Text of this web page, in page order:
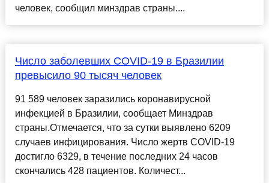
человек, сообщил минздрав страны....
Число заболевших COVID-19 в Бразилии
превысило 90 тысяч человек
91 589 человек заразились коронавирусной
инфекцией в Бразилии, сообщает Минздрав
страны.Отмечается, что за сутки выявлено 6209
случаев инфицирования. Число жертв COVID-19
достигло 6329, в течение последних 24 часов
скончались 428 пациентов. Количест...